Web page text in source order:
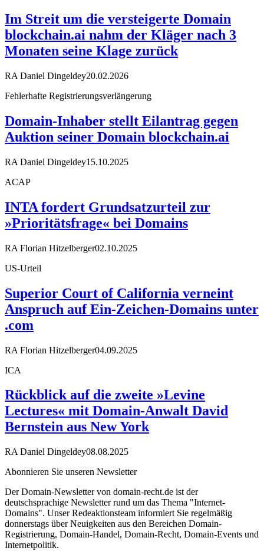
Im Streit um die versteigerte Domain
blockchain.ai nahm der Kläger nach 3
Monaten seine Klage zurück
RA Daniel Dingeldey20.02.2026
Fehlerhafte Registrierungsverlängerung
Domain-Inhaber stellt Eilantrag gegen
Auktion seiner Domain blockchain.ai
RA Daniel Dingeldey15.10.2025
ACAP
INTA fordert Grundsatzurteil zur
»Prioritätsfrage« bei Domains
RA Florian Hitzelberger02.10.2025
US-Urteil
Superior Court of California verneint
Anspruch auf Ein-Zeichen-Domains unter
.com
RA Florian Hitzelberger04.09.2025
ICA
Rückblick auf die zweite »Levine
Lectures« mit Domain-Anwalt David
Bernstein aus New York
RA Daniel Dingeldey08.08.2025
Abonnieren Sie unseren Newsletter
Der Domain-Newsletter von domain-recht.de ist der
deutschsprachige Newsletter rund um das Thema "Internet-
Domains". Unser Redeaktionsteam informiert Sie regelmäßig
donnerstags über Neuigkeiten aus den Bereichen Domain-
Registrierung, Domain-Handel, Domain-Recht, Domain-Events und
Internetpolitik.